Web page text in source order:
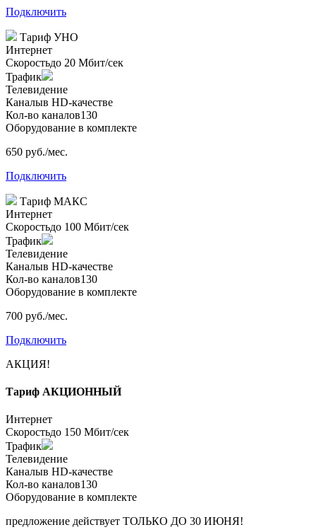
Подключить
Тариф УНО
Интернет
Скоростьдо 20 Мбит/сек
Трафик
Телевидение
Каналыв HD-качестве
Кол-во каналов130
Оборудование в комплекте
650 руб./мес.
Подключить
Тариф МАКС
Интернет
Скоростьдо 100 Мбит/сек
Трафик
Телевидение
Каналыв HD-качестве
Кол-во каналов130
Оборудование в комплекте
700 руб./мес.
Подключить
АКЦИЯ!
Тариф АКЦИОННЫЙ
Интернет
Скоростьдо 150 Мбит/сек
Трафик
Телевидение
Каналыв HD-качестве
Кол-во каналов130
Оборудование в комплекте
предложение действует ТОЛЬКО ДО 30 ИЮНЯ!